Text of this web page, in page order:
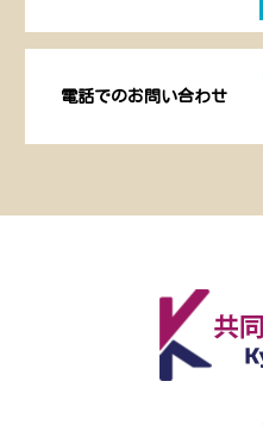
電話でのお問い合わせ